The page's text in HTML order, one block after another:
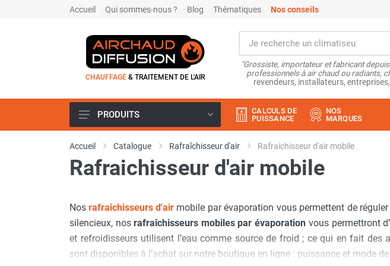
Accueil Qui sommes-nous ? Blog Thématiques Nos conseils
CHAUFFAGE & TRAITEMENT DE L'AIR
"Grossiste, importateur et fabricant
professionnels à air chaud ou radiants,
revendeurs, installateurs,
Climatiseur
Climatiseur mobile
Climatiseur fixe
Rafraîchisseur d'air
Rafraichisseur d'air mobile
Rafraîchisseur d'air gainable
PRODUITS
CALCULS DE
PUISSANCE
NOS
MARQUES
Accueil Catalogue Rafraîchisseur d'air Rafraichisseur d'air mobile
Rafraichisseur d'air mobile
Nos rafraichisseurs d'air mobile par évaporation vous permettent de
silencieux, nos rafraîchisseurs mobiles par évaporation vous permettront
et refroidisseurs utilisent l’eau comme source de froid ; ce qui en fait
sont disponibles à l’achat sur notre boutique en ligne : puissance et mode